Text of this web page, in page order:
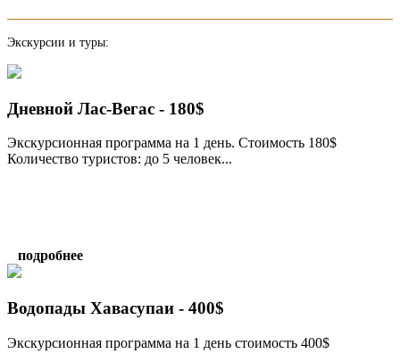
Экскурсии и туры:
Дневной Лас-Вегас - 180$
Экскурсионная программа на 1 день. Стоимость 180$
Количество туристов: до 5 человек...
подробнее
Водопады Хавасупаи - 400$
Экскурсионная программа на 1 день стоимость 400$